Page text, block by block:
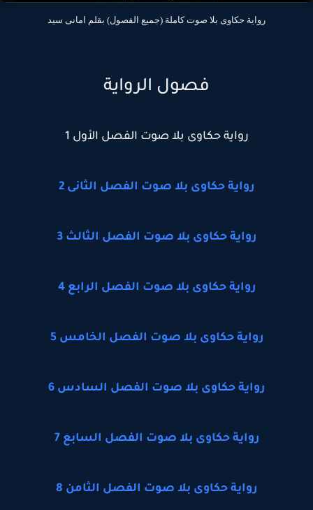
رواية حكاوى بلا صوت كاملة (جميع الفصول) بقلم امانى سيد
فصول الرواية
رواية حكاوى بلا صوت الفصل الأول 1
رواية حكاوى بلا صوت الفصل الثانى 2
رواية حكاوى بلا صوت الفصل الثالث 3
رواية حكاوى بلا صوت الفصل الرابع 4
رواية حكاوى بلا صوت الفصل الخامس 5
رواية حكاوى بلا صوت الفصل السادس 6
رواية حكاوى بلا صوت الفصل السابع 7
رواية حكاوى بلا صوت الفصل الثامن 8